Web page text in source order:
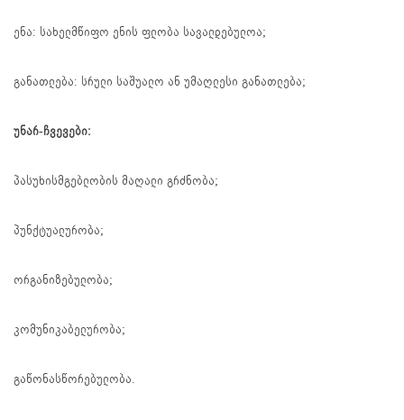
ენა: სახელმწიფო ენის ფლობა სავალდებულოა;
განათლება: სრული საშუალო ან უმაღლესი განათლება;
უნარ-ჩვევები:
პასუხისმგებლობის მაღალი გრძნობა;
პუნქტუალურობა;
ორგანიზებულობა;
კომუნიკაბელურობა;
გაწონასწორებულობა.